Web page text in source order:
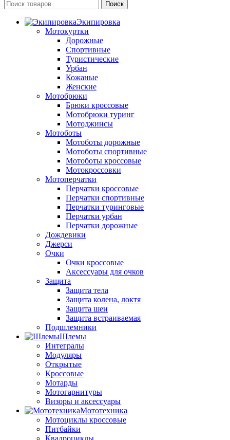
Поиск
Экипировка
Мотокуртки
Дорожные
Спортивные
Туристические
Урбан
Кожаные
Женские
Мотобрюки
Брюки кроссовые
Мотобрюки туринг
Мотоджинсы
Мотоботы
Мотоботы дорожные
Мотоботы спортивные
Мотоботы кроссовые
Мотокроссовки
Мотоперчатки
Перчатки кроссовые
Перчатки спортивные
Перчатки туринговые
Перчатки урбан
Перчатки дорожные
Дождевики
Джерси
Очки
Очки кроссовые
Аксессуары для очков
Защита
Защита тела
Защита колена, локтя
Защита шеи
Защита встраиваемая
Подшлемники
Шлемы
Интегралы
Модуляры
Открытые
Кроссовые
Мотарды
Мотогарнитуры
Визоры и аксессуары
Мототехника
Мотоциклы кроссовые
Питбайки